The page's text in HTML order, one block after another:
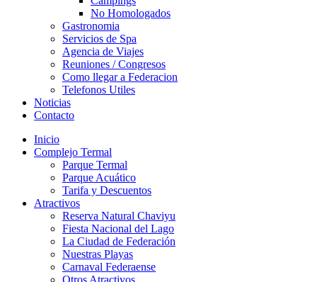
No Homologados
Gastronomia
Servicios de Spa
Agencia de Viajes
Reuniones / Congresos
Como llegar a Federacion
Telefonos Utiles
Noticias
Contacto
Inicio
Complejo Termal
Parque Termal
Parque Acuático
Tarifa y Descuentos
Atractivos
Reserva Natural Chaviyu
Fiesta Nacional del Lago
La Ciudad de Federación
Nuestras Playas
Carnaval Federaense
Otros Atractivos